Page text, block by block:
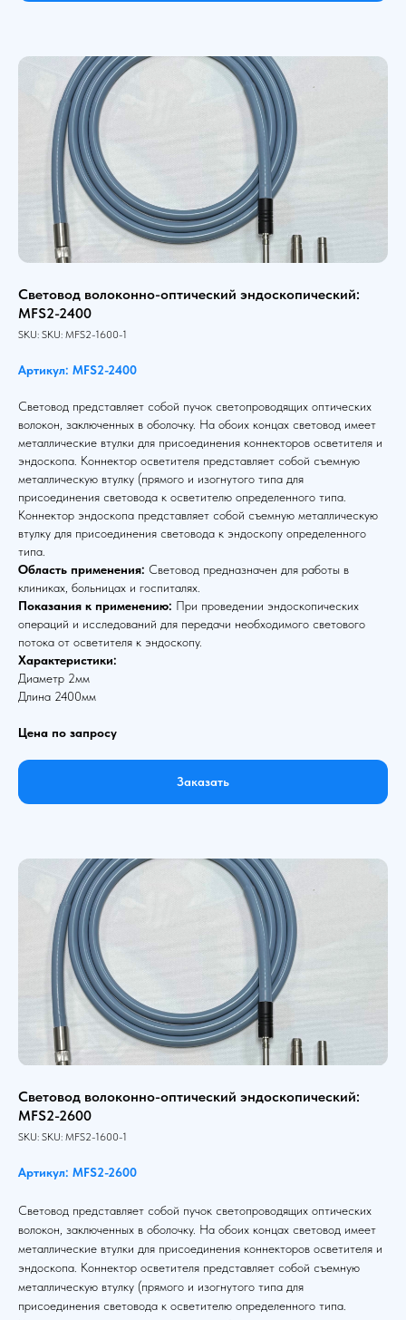
Световод волоконно-оптический эндоскопический:
MFS2-2400
SKU: SKU: MFS2-1600-1
Артикул: MFS2-2400
Световод представляет собой пучок светопроводящих оптических
волокон, заключенных в оболочку. На обоих концах световод имеет
металлические втулки для присоединения коннекторов осветителя и
эндоскопа. Коннектор осветителя представляет собой съемную
металлическую втулку (прямого и изогнутого типа для
присоединения световода к осветителю определенного типа.
Коннектор эндоскопа представляет собой съемную металлическую
втулку для присоединения световода к эндоскопу определенного
типа.
Область применения: Световод предназначен для работы в
клиниках, больницах и госпиталях.
Показания к применению: При проведении эндоскопических
операций и исследований для передачи необходимого светового
потока от осветителя к эндоскопу.
Характеристики:
Диаметр 2мм
Длина 2400мм
Цена по запросу
Заказать
Световод волоконно-оптический эндоскопический:
MFS2-2600
SKU: SKU: MFS2-1600-1
Артикул: MFS2-2600
Световод представляет собой пучок светопроводящих оптических
волокон, заключенных в оболочку. На обоих концах световод имеет
металлические втулки для присоединения коннекторов осветителя и
эндоскопа. Коннектор осветителя представляет собой съемную
металлическую втулку (прямого и изогнутого типа для
присоединения световода к осветителю определенного типа.